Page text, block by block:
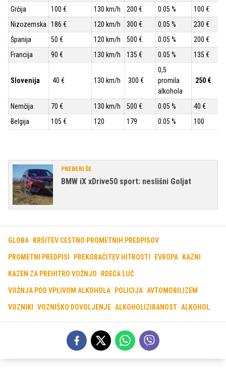
Grčija 100 € 130 km/h 200 € 0.05 %
100 €
Nizozemska
186 € 120 km/h 300 € 0.05 %
230 €
Španija
50 € 120 km/h 500 € 0.05 %
200 €
Francija
90 € 130 km/h 135 € 0.05 % 135 €
Slovenija 40 € 130 km/h 300 €
0,5
promila
alkohola
250 €
Nemčija 70 € 130 km/h 500 € 0.05 %
40 €
Belgija
105 € 120 179 0.05 % 100
PREBERI ŠE
BMW iX xDrive50 sport: neslišni Goljat
GLOBA KRŠITEV CESTNO PROMETNIH PREDPISOV
PROMETNI PREDPISI PREKORAČITEV HITROSTI EVROPA KAZNI
KAZEN ZA PREHITRO VOŽNJO RDEČA LUČ
VOŽNJA POD VPLIVOM ALKOHOLA POLICIJA AVTOMOBILIZEM
VOZNIKI VOZNIŠKO DOVOLJENJE ALKOHOLIZIRANOST ALKOHOL